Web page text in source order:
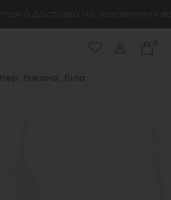
доставка на замовлення
0
піжама, біла